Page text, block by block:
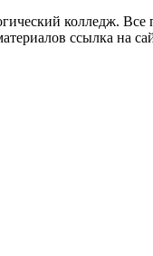
колледж. Все
ссылка на